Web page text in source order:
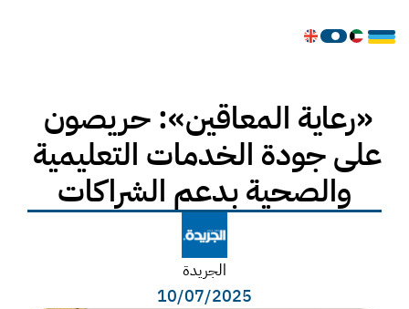
والصحية بدعم الشراكات
الجريدة
10/07/2025